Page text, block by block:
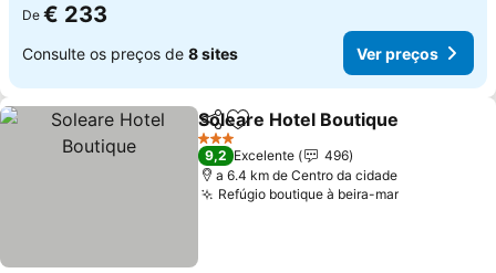
De € 233
Consulte os preços de 8 sites Ver preços
PartilharAdicionar aos favoritos
Soleare Hotel Boutique
3 Estrelas
9,2 Excelente
496
a 6.4 km de Centro da cidade
Refúgio boutique à beira-marVer preços